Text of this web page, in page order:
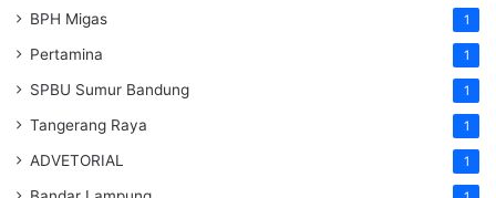
BPH Migas 1
Pertamina 1
SPBU Sumur Bandung 1
Tangerang Raya 1
ADVETORIAL 1